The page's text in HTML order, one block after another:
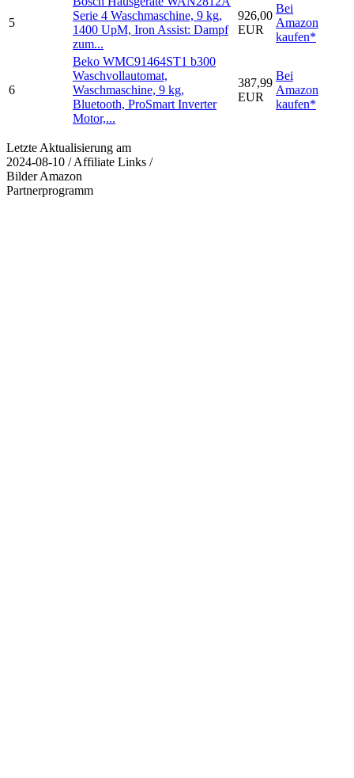
5
Serie 4 Waschmaschine, 9 kg,
1400 UpM, Iron Assist: Dampf
zum...
926,00
EUR
Bei
Amazon
kaufen*
6
Beko WMC91464ST1 b300
Waschvollautomat,
Waschmaschine, 9 kg,
Bluetooth, ProSmart Inverter
Motor,...
387,99
EUR
Bei
Amazon
kaufen*
Letzte Aktualisierung am
2024-08-10 / Affiliate Links /
Bilder Amazon
Partnerprogramm